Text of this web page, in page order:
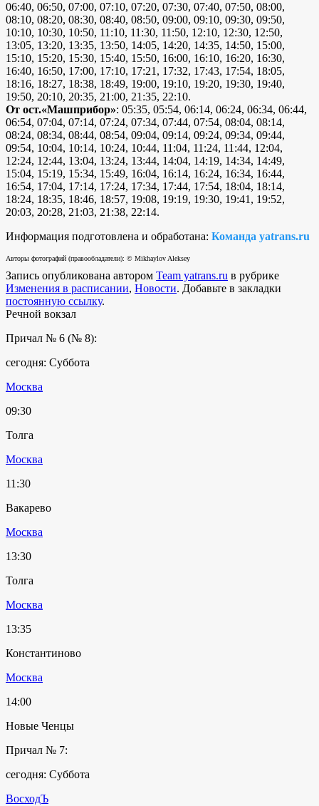
06:40, 06:50, 07:00, 07:10, 07:20, 07:30, 07:40, 07:50, 08:00,
08:10, 08:20, 08:30, 08:40, 08:50, 09:00, 09:10, 09:30, 09:50,
10:10, 10:30, 10:50, 11:10, 11:30, 11:50, 12:10, 12:30, 12:50,
13:05, 13:20, 13:35, 13:50, 14:05, 14:20, 14:35, 14:50, 15:00,
15:10, 15:20, 15:30, 15:40, 15:50, 16:00, 16:10, 16:20, 16:30,
16:40, 16:50, 17:00, 17:10, 17:21, 17:32, 17:43, 17:54, 18:05,
18:16, 18:27, 18:38, 18:49, 19:00, 19:10, 19:20, 19:30, 19:40,
19:50, 20:10, 20:35, 21:00, 21:35, 22:10.
От ост.«Машприбор»: 05:35, 05:54, 06:14, 06:24, 06:34, 06:44,
06:54, 07:04, 07:14, 07:24, 07:34, 07:44, 07:54, 08:04, 08:14,
08:24, 08:34, 08:44, 08:54, 09:04, 09:14, 09:24, 09:34, 09:44,
09:54, 10:04, 10:14, 10:24, 10:44, 11:04, 11:24, 11:44, 12:04,
12:24, 12:44, 13:04, 13:24, 13:44, 14:04, 14:19, 14:34, 14:49,
15:04, 15:19, 15:34, 15:49, 16:04, 16:14, 16:24, 16:34, 16:44,
16:54, 17:04, 17:14, 17:24, 17:34, 17:44, 17:54, 18:04, 18:14,
18:24, 18:35, 18:46, 18:57, 19:08, 19:19, 19:30, 19:41, 19:52,
20:03, 20:28, 21:03, 21:38, 22:14.
Информация подготовлена и обработана: Команда yatrans.ru
Авторы фотографий (правообладатели): © Mikhaylov Aleksey
Запись опубликована автором Team yatrans.ru в рубрике
Изменения в расписании, Новости. Добавьте в закладки
постоянную ссылку.
Речной вокзал
Причал № 6 (№ 8):
сегодня: Суббота
Москва
09:30
Толга
Москва
11:30
Вакарево
Москва
13:30
Толга
Москва
13:35
Константиново
Москва
14:00
Новые Ченцы
Причал № 7:
сегодня: Суббота
ВосходЪ